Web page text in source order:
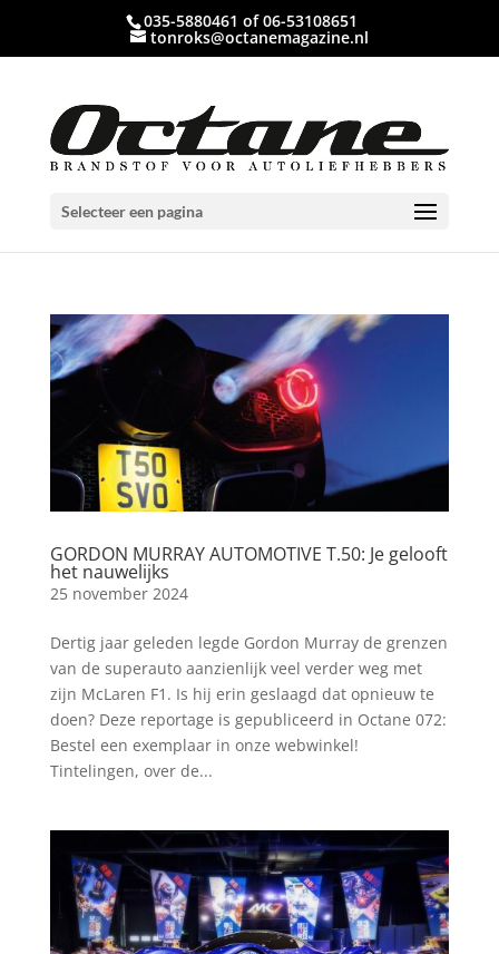
035-5880461 of 06-53108651
tonroks@octanemagazine.nl
Selecteer een pagina
GORDON MURRAY AUTOMOTIVE T.50: Je gelooft
het nauwelijks
25 november 2024
Dertig jaar geleden legde Gordon Murray de grenzen
van de superauto aanzienlijk veel verder weg met
zijn McLaren F1. Is hij erin geslaagd dat opnieuw te
doen? Deze reportage is gepubliceerd in Octane 072:
Bestel een exemplaar in onze webwinkel!
Tintelingen, over de...